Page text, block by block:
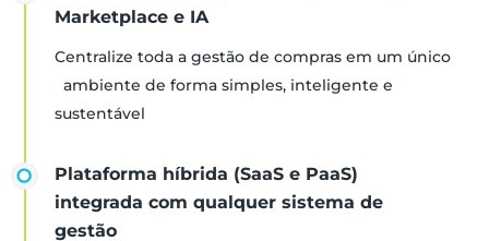
Marketplace e IA
Centralize toda a gestão de compras em um único
ambiente de forma simples, inteligente e
sustentável
Plataforma híbrida (SaaS e PaaS)
integrada com qualquer sistema de
gestão